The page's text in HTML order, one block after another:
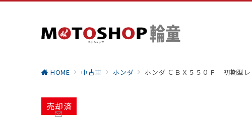
HOME 中古車 ホンダ ホンダ ＣＢＸ５５０Ｆ 初期型
売却済